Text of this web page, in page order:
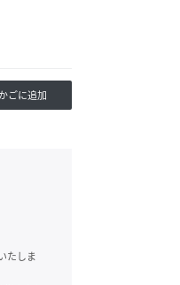
かごに追加
たしま